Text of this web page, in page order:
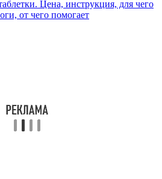
Цена, инструкция, для чего
от чего помогает